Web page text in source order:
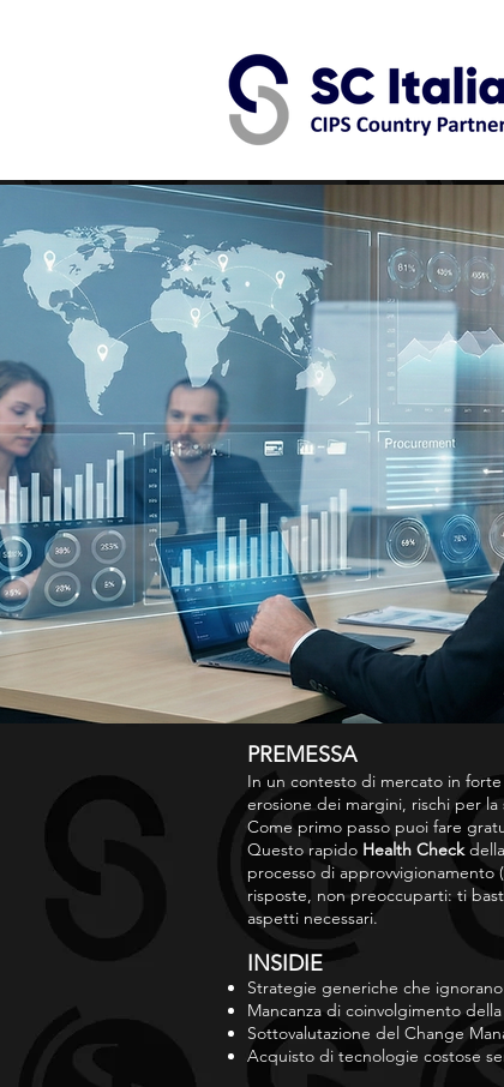
PREMESSA
In un contesto di mercato in
erosione dei margini, rischi per
Come primo passo puoi fare
Questo rapido Health Check
processo di
risposte, non preoccuparti: ti
aspetti necessari.
INSIDIE
Strategie generiche che
Mancanza di coinvolgimento
Sottovalutazione del Change
Acquisto di tecnologie costose